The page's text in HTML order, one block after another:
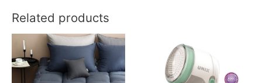
Related products